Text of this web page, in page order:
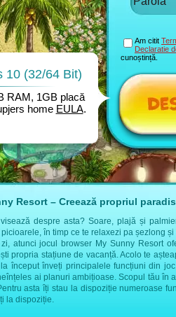
Resort – Creează propriul
despre asta? Soare, plajă și
în timp ce te relaxezi pa șezlong
atunci jocul browser My Sunny Resort
propria stațiune de vacanță. Acolo te
început înveți principalele funcțiuni din
ai planuri ambițioase. Scopul tău în
asta îți stau la dispoziție numeroase
la dispoziție.
Am citit
Declaratie
cunoștință.
10 (32/64 Bit)
RAM, 1GB placă
home EULA.